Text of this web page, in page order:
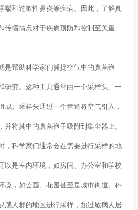
喘和过敏性鼻炎等疾病。因此，了解真
传播情况对于疾病预防和控制至关重
是帮助科学家们捕捉空气中的真菌孢
研究。这种工具通常由一个采样头、一
成。采样头通过一个管道将空气引入，
并将其中的真菌孢子吸附到集尘器上。
，科学家们通常会在需要进行采样的地
以是室内环境，如房间、办公室和学校
境，如公园、花园甚至是城市街道。科
感人群的地区进行采样，如过敏病人居